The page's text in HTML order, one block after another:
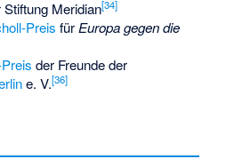
Stiftung Meridian[34]
Preis für Europa gegen die
der Freunde der
e. V.[36]